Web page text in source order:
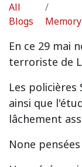
All
Blogs
Memory
En ce 29 mai
terroriste de
Les policières
ainsi que
lâchement
None